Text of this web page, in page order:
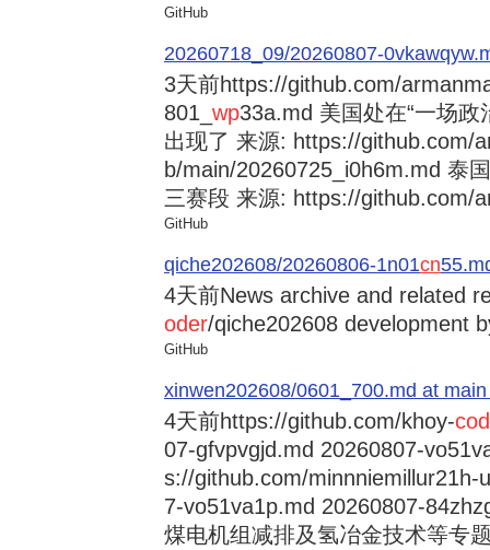
GitHub
20260718_09/20260807-
3天前https://github.com/
801_ wp33a.md 美国处在“一场
出现了 来源: https://github.com/
b/main/20260725_i0h6m.md 泰
三赛段 来源: https://github.com/
GitHub
qiche202608/20260806-1n01cn
4天前News archive and related
oder/qiche202608 development
GitHub
xinwen202608/0601_700.md at
4天前https://github.com/khoy-
07-gfvpvgjd.md 20260807-
s://github.com/minnniemillur21h-
7-vo51va1p.md 20260807-
煤电机组减排及氢冶金技术等专